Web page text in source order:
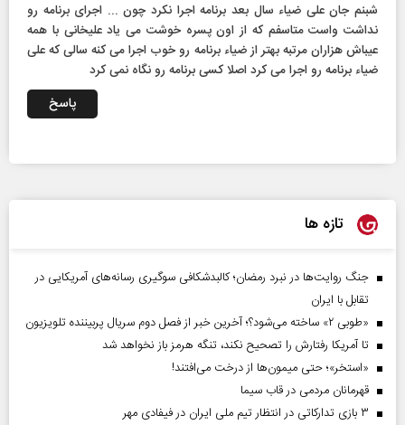
شبنم جان علی ضیاء سال بعد برنامه اجرا نكرد چون ... اجرای برنامه رو
نداشت واست متاسفم كه از اون پسره خوشت می یاد علیخانی با همه
عیباش هزاران مرتبه بهتر از ضیاء برنامه رو خوب اجرا می كنه سالی كه علی
ضیاء برنامه رو اجرا می كرد اصلا كسی برنامه رو نگاه نمی كرد
پاسخ
تازه ها
جنگ روایت‌ها در نبرد رمضان؛ کالبدشکافی سوگیری رسانه‌های آمریکایی در
تقابل با ایران
«طوبی ۲» ساخته می‌شود؟؛ آخرین خبر از فصل دوم سریال پربیننده تلویزیون
تا آمریکا رفتارش را تصحیح نکند، تنگه هرمز باز نخواهد شد
«استخر»‌‌؛ حتی میمون‌ها از درخت می‌افتند!
قهرمانان مردمی در قاب سیما
۳ بازی تدارکاتی در انتظار تیم ملی ایران در فیفادی مهر